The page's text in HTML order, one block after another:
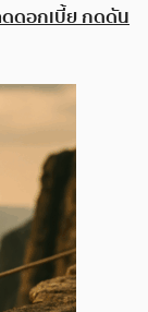
ดดอกเบี้ย กดดัน